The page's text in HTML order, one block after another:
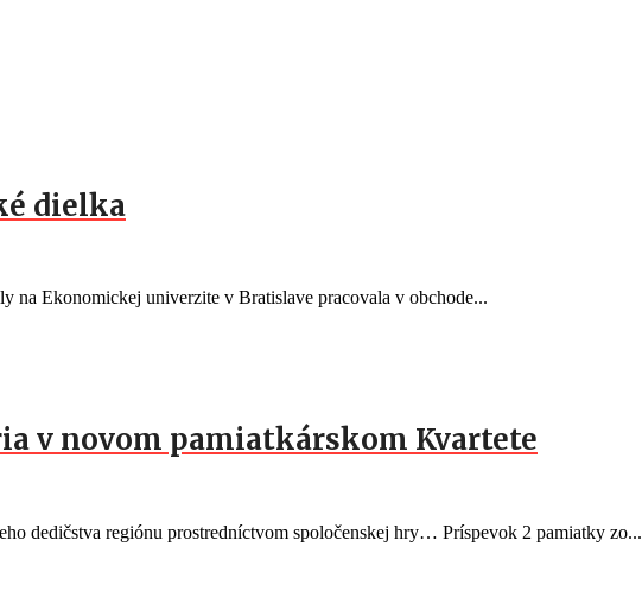
dielka
na Ekonomickej univerzite v Bratislave pracovala v obchode...
v novom pamiatkárskom Kvartete
dedičstva regiónu prostredníctvom spoločenskej hry… Príspevok 2 pamiatky zo...